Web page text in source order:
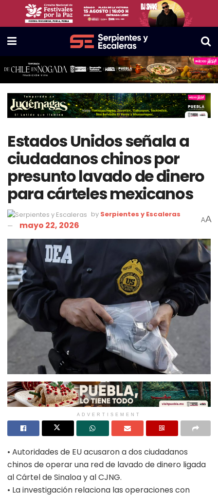
Estados Unidos señala a
ciudadanos chinos por
presunto lavado de dinero
para cárteles mexicanos
by Serpientes y Escaleras
mayo 22, 2026 AA
ADVERTISEMENT
• Autoridades de EU acusaron a dos ciudadanos
chinos de operar una red de lavado de dinero ligada
al Cártel de Sinaloa y al CJNG.
• La investigación relaciona las operaciones con